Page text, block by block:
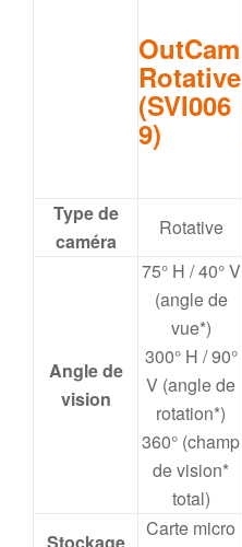
OutCam
Rotative
(SVI006
9)
Type de
caméra
Rotative
Angle de
vision
75° H / 40° V
(angle de
vue*)
300° H / 90°
V (angle de
rotation*)
360° (champ
de vision*
total)
Carte micro